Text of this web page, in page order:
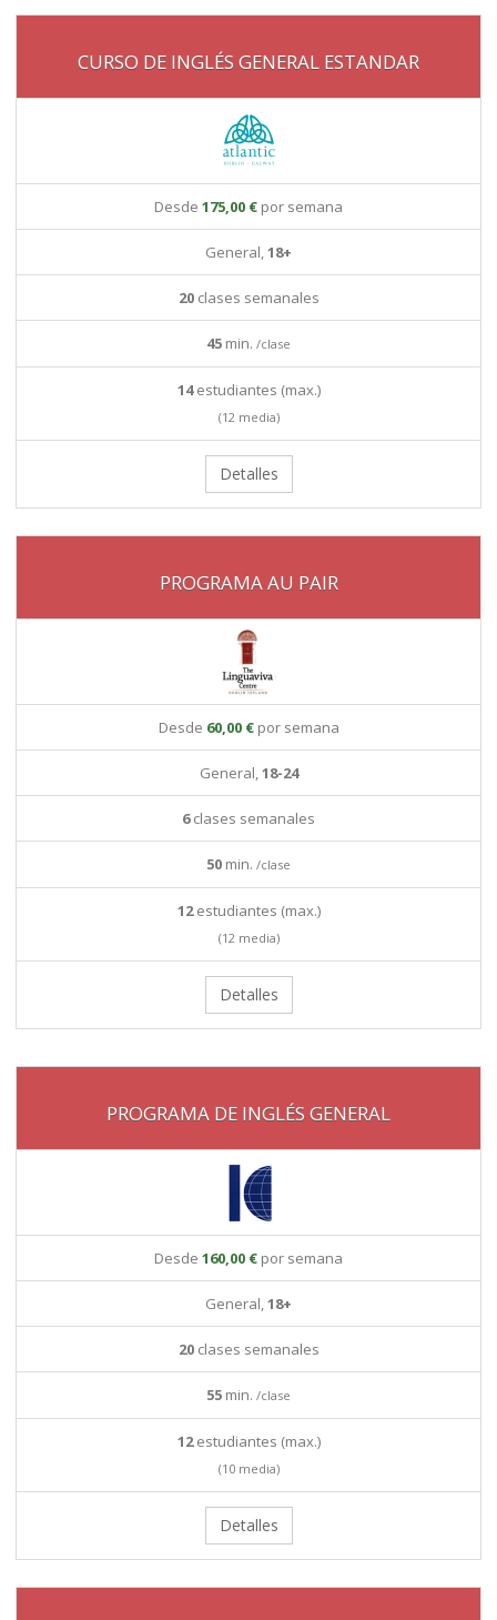
CURSO DE INGLÉS GENERAL ESTANDAR
Desde 175,00 € por semana
General,18+
20clases semanales
45 min. /clase
14estudiantes (max.)
(12 media)
Detalles
PROGRAMA AU PAIR
Desde 60,00 €por semana
General,18-24
6clases semanales
50 min. /clase
12estudiantes (max.)
(12 media)
Detalles
PROGRAMA DE INGLÉS GENERAL
Desde 160,00 € por semana
General,18+
20clases semanales
55 min. /clase
12estudiantes (max.)
(10 media)
Detalles